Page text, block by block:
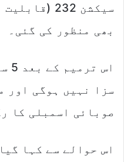
سیکشن 232
بھی منظور کی گئی۔
سزا نہیں ہوگی اور
صوبائی اسمبلی کا
اس حوالے سے کہا